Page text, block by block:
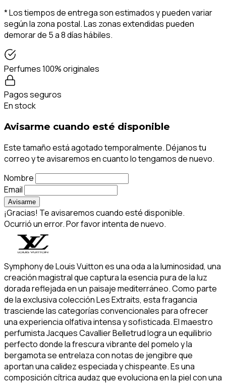
* Los tiempos de entrega son estimados y pueden variar
según la zona postal. Las zonas extendidas pueden
demorar de 5 a 8 días hábiles.
Perfumes 100% originales
Pagos seguros
En stock
Avisarme cuando esté disponible
Este tamaño está agotado temporalmente. Déjanos tu
correo y te avisaremos en cuanto lo tengamos de nuevo.
Nombre
Email
Avisarme
¡Gracias! Te avisaremos cuando esté disponible.
Ocurrió un error. Por favor intenta de nuevo.
Symphony de Louis Vuitton es una oda a la luminosidad, una
creación magistral que captura la esencia pura de la luz
dorada reflejada en un paisaje mediterráneo. Como parte
de la exclusiva colección Les Extraits, esta fragancia
trasciende las categorías convencionales para ofrecer
una experiencia olfativa intensa y sofisticada. El maestro
perfumista Jacques Cavallier Belletrud logra un equilibrio
perfecto donde la frescura vibrante del pomelo y la
bergamota se entrelaza con notas de jengibre que
aportan una calidez especiada y chispeante. Es una
composición cítrica audaz que evoluciona en la piel con una